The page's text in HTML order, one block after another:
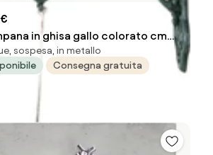
in ghisa gallo colorato cm
sospesa, in metallo
Consegna gratuita